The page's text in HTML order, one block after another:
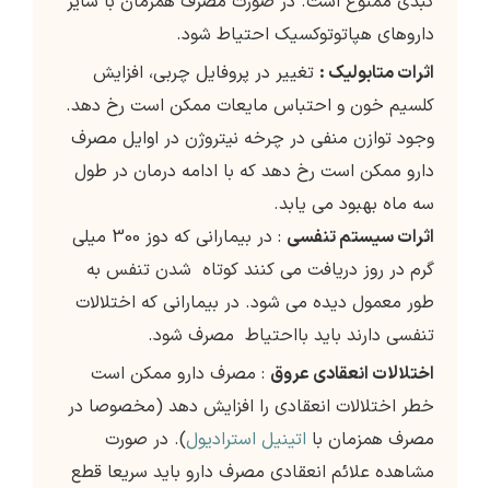
داروهای هپاتوتوکسیک احتیاط شود.
اثرات متابولیک : تغییر در پروفایل چربی، افزایش
کلسیم خون و احتباس مایعات ممکن است رخ دهد.
وجود توازن منفی در چرخه نیتروژن در اوایل مصرف
دارو ممکن است رخ دهد که با ادامه درمان در طول
سه ماه بهبود می یابد.
اثرات سیستم تنفسی
: در بیمارانی که دوز 300 میلی
گرم در روز دریافت می کنند کوتاه شدن تنفس به
طور معمول دیده می شود. در بیمارانی که اختلالات
تنفسی دارند باید بااحتیاط مصرف شود.
اختلالات انعقادی عروق : مصرف دارو ممکن است
خطر اختلالات انعقادی را افزایش دهد (مخصوصا در
مصرف همزمان با اتینیل استرادیول). در صورت
مشاهده علائم انعقادی مصرف دارو باید سریعا قطع